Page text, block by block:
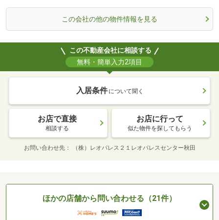
この会社の他の物件情報を見る
この不動産会社に相談する
無料・簡単入力2項目
入居条件 について聞く
お店で直接
相談する
お店に行って
似た物件を探してもらう
お問い合わせ先 （株）レオパレス２１レオパレスセンター秋田
ほかの店舗から問い合わせる（21件）